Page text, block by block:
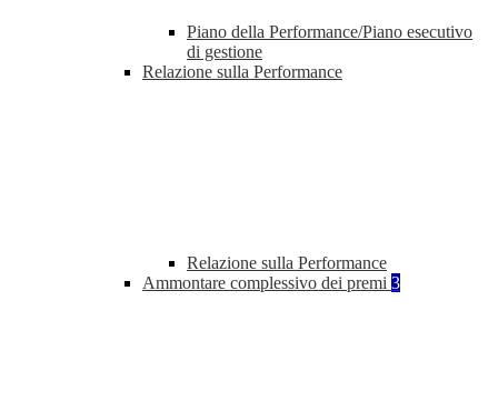
Piano della Performance/Piano esecutivo
di gestione
Relazione sulla Performance
Relazione sulla Performance
Ammontare complessivo dei premi 3